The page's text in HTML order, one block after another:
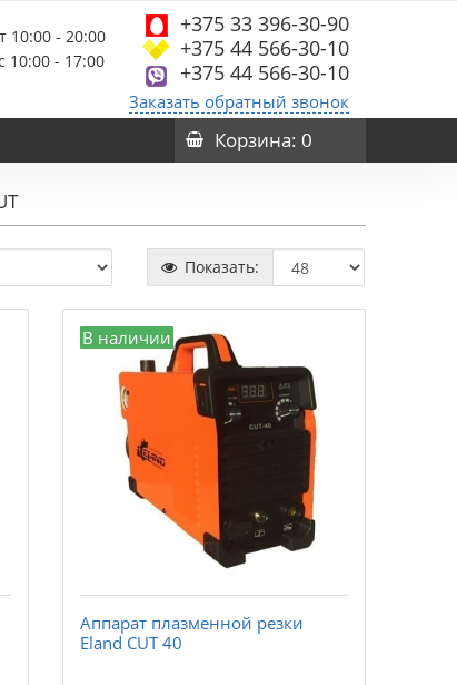
10:00 - 20:00
10:00 - 17:00
+375 33 396-30-90
+375 44 566-30-10
+375 44 566-30-10
Заказать обратный звонок
Корзина: 0
Показать:
В наличии
Аппарат плазменной резки
Eland CUT 40